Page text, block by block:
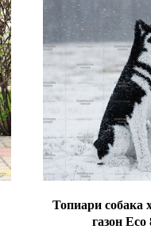
Топиари собака
газон Eco